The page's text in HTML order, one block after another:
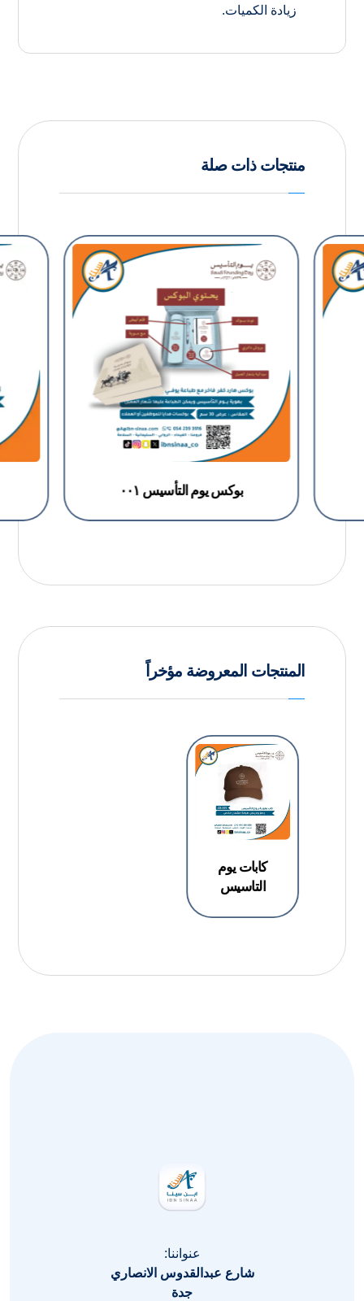
زيادة الكميات.
منتجات ذات صلة
بوكس يوم التأسيس ٠٠١
المنتجات المعروضة مؤخراً
كابات يوم
التاسيس
عنواننا:
شارع عبدالقدوس الانصاري
جدة